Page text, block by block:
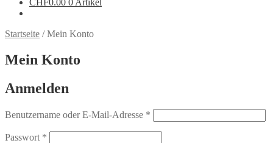
CHF0.00 0 Artikel
Startseite /Mein Konto
Mein Konto
Anmelden
Benutzername oder E-Mail-Adresse *
Passwort *